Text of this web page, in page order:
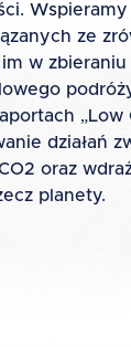
ze
w
„Low
działań
oraz
planety.